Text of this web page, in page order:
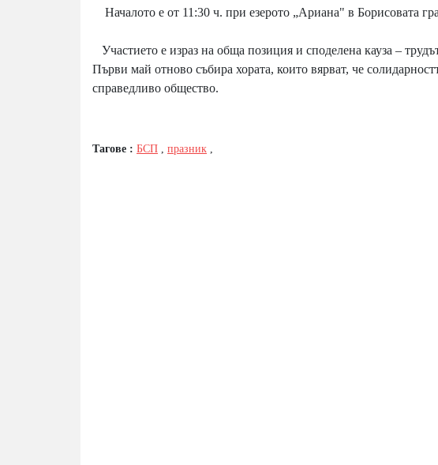
Началото е от 11:30 ч. при езерото „Ариана" в Борисовата
Участието е израз на обща позиция и споделена кауза –
Първи май отново събира хората, които вярват, че
справедливо общество.
Тагове : БСП , празник ,